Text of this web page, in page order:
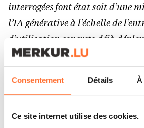
Consentement Détails
Ce site internet utilise des cookies.
interrogées font état soit d’une
l’IA générative à l’échelle de
d’utilisation concrets déjà
production».
Les prochains